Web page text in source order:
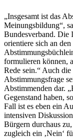
„Insgesamt ist das
Meinungsbildung“,
Bundesverband. Die
orientiere sich an
formulieren können,
Rede sein.“ Auch
Abstimmungsfrage
Abstimmenden dar.
Gegenstand haben,
Fall ist es eben ein
intensiven
Bürgern durchaus zu,
zugleich ein ‚Nein‘